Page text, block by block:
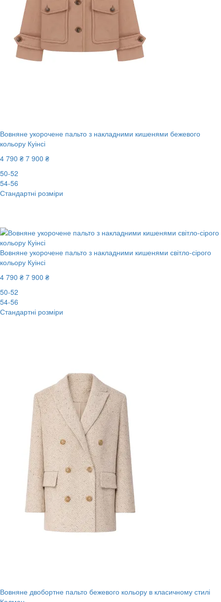
Вовняне укорочене пальто з накладними кишенями бежевого
кольору Куінсі
4 790 ₴ 7 900 ₴
50-52
54-56
Стандартні розміри
Вовняне укорочене пальто з накладними кишенями світло-сірого
кольору Куінсі
4 790 ₴ 7 900 ₴
50-52
54-56
Стандартні розміри
Вовняне двобортне пальто бежевого кольору в класичному стилі